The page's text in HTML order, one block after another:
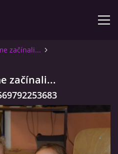
začínali...
začínali...